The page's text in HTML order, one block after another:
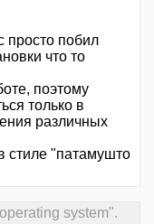
просто побил
что то
поэтому
только в
различных
стиле "патамушто
system".